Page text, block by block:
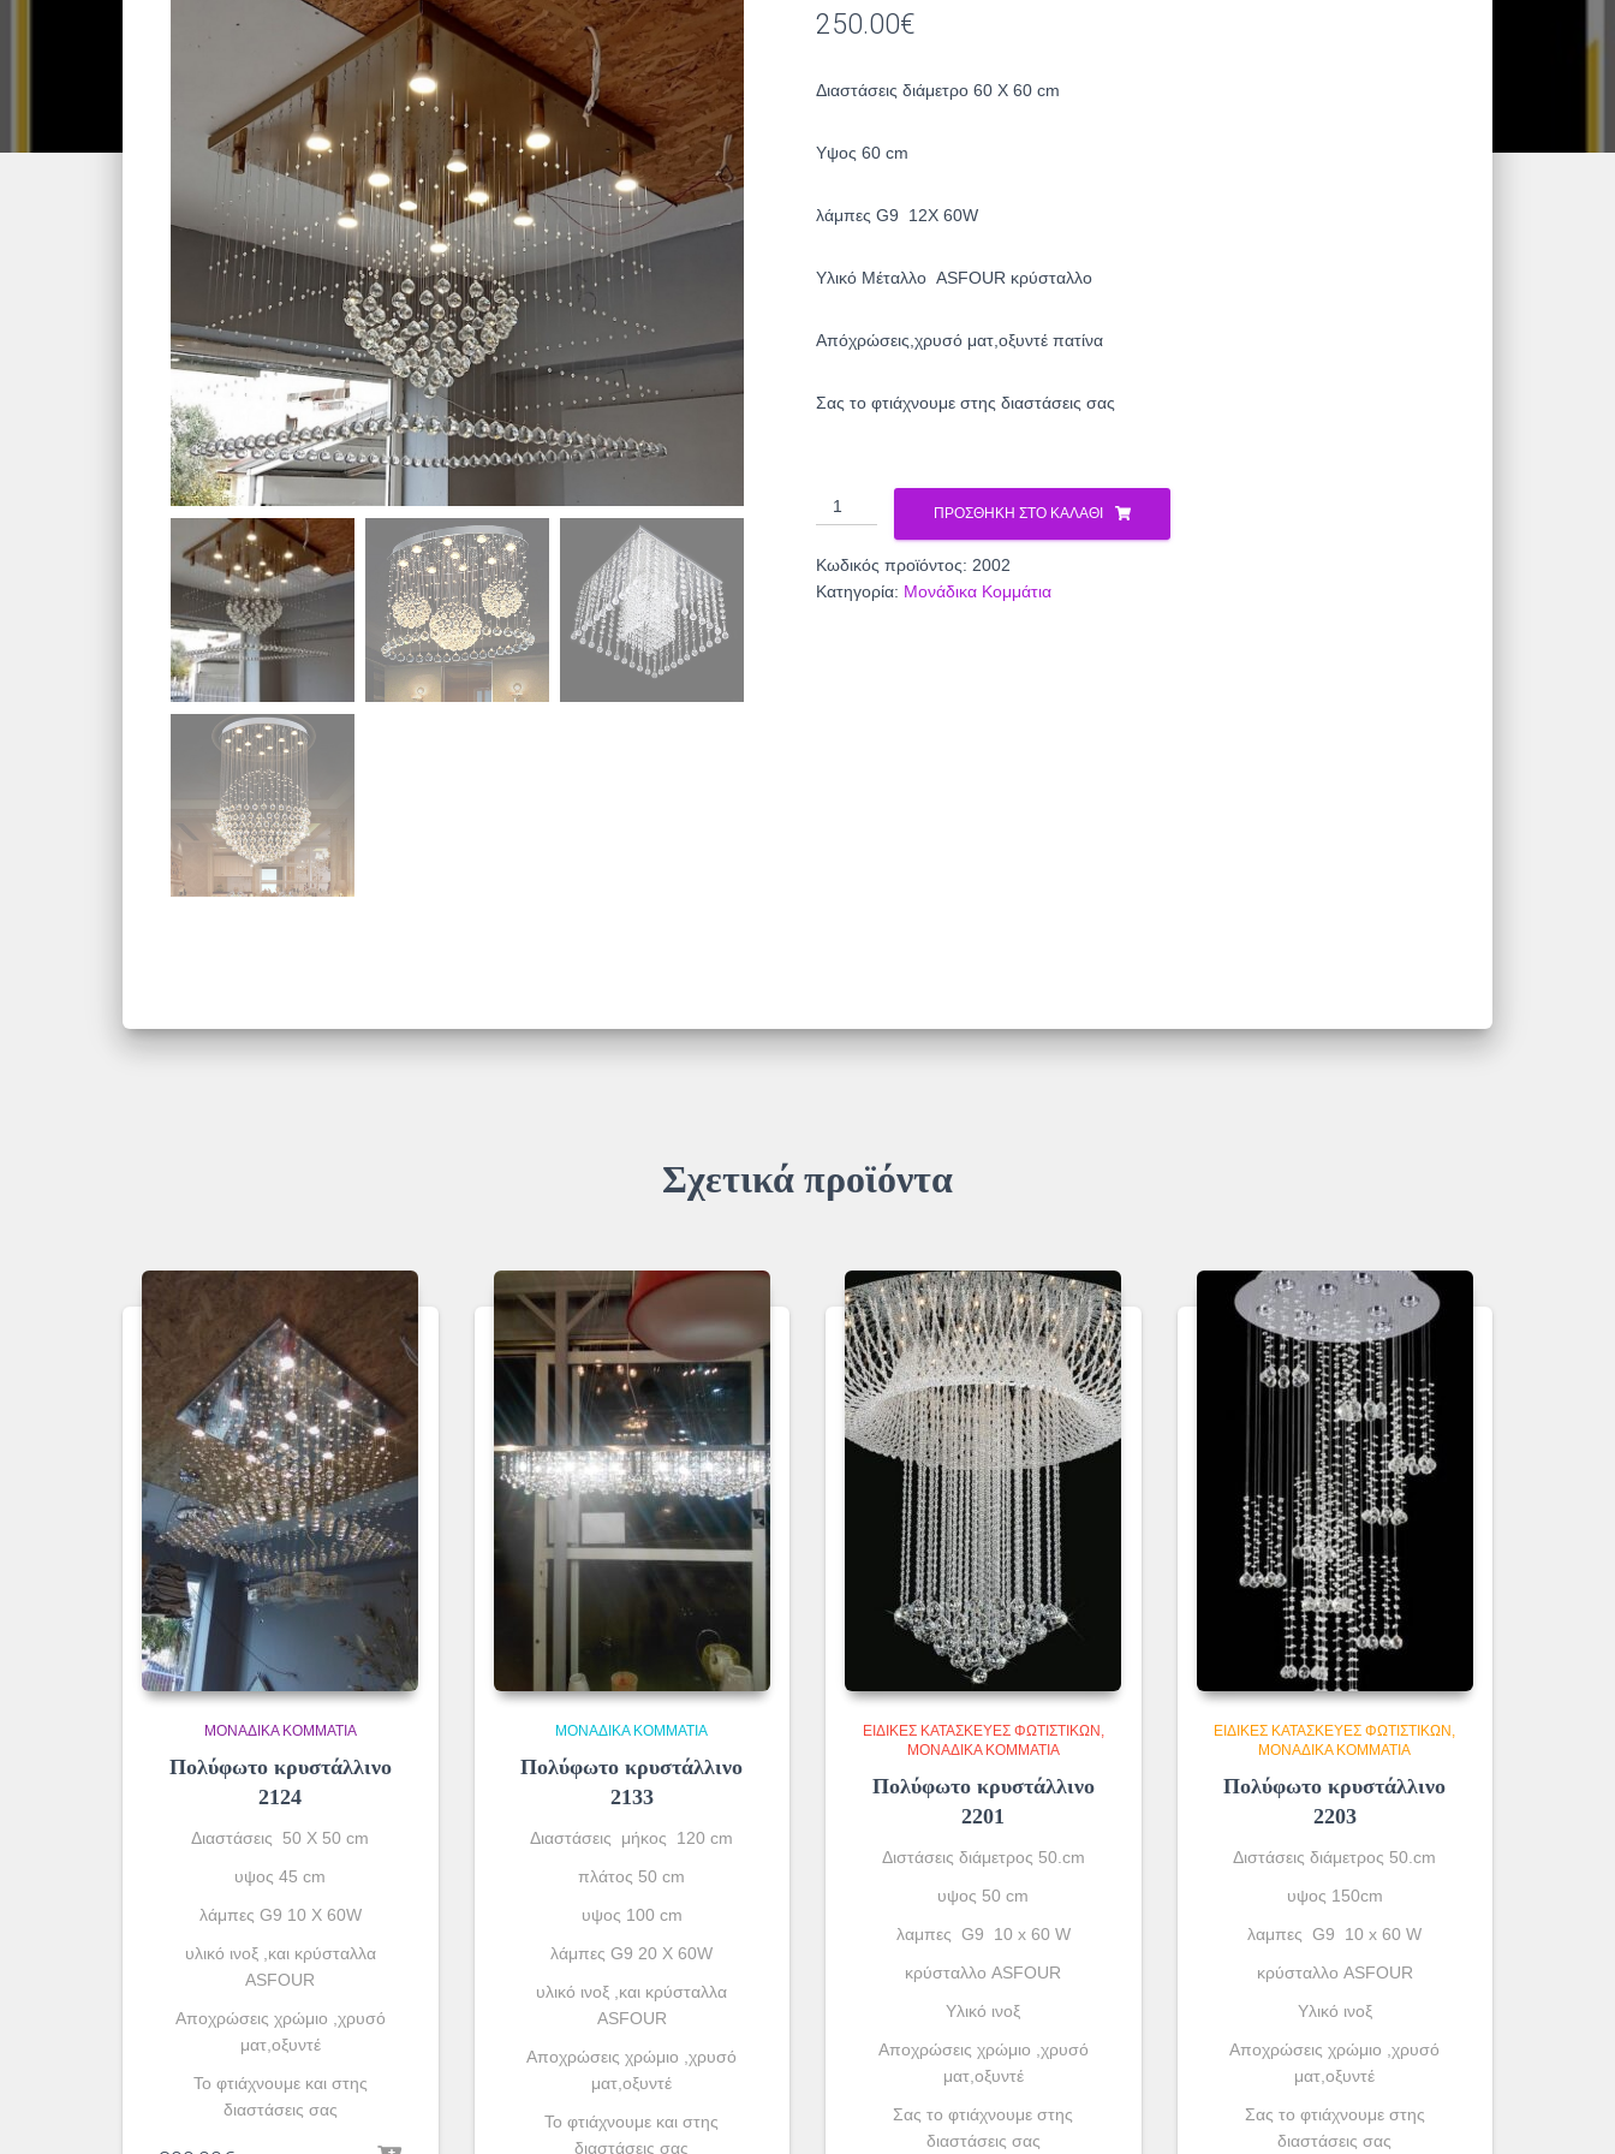
250.00€
Διαστάσεις διάμετρο 60 Χ 60 cm
Υψος 60 cm
λάμπες G9 12X 60W
Yλικό Μέταλλο ASFOUR κρύσταλλο
Απόχρώσεις,χρυσό ματ,οξυντέ πατίνα
Σας το φτιάχνουμε στης διαστάσεις σας
Πολύφωτο
κρυστάλλινο
ποσότητα
ΠΡΟΣΘΉΚΗ ΣΤΟ ΚΑΛΆΘΙ
Κωδικός προϊόντος: 2002
Κατηγορία: Μονάδικα Κομμάτια
Σχετικά προϊόντα
ΜΟΝΆΔΙΚΑ ΚΟΜΜΆΤΙΑ
Πολύφωτο κρυστάλλινο
2124
Διαστάσεις 50 Χ 50 cm
υψος 45 cm
λάμπες G9 10 X 60W
υλικό ινοξ ,και κρύσταλλα
ASFOUR
Aποχρώσεις χρώμιο ,χρυσό
ματ,οξυντέ
To φτιάχνουμε και στης
διαστάσεις σας
ΜΟΝΆΔΙΚΑ ΚΟΜΜΆΤΙΑ
Πολύφωτο κρυστάλλινο
2133
Διαστάσεις μήκος 120 cm
πλάτος 50 cm
υψος 100 cm
λάμπες G9 20 X 60W
υλικό ινοξ ,και κρύσταλλα
ASFOUR
Aποχρώσεις χρώμιο ,χρυσό
ματ,οξυντέ
To φτιάχνουμε και στης
διαστάσεις σας
ΕΙΔΙΚΈΣ ΚΑΤΑΣΚΕΥΈΣ ΦΩΤΙΣΤΙΚΏΝ
ΜΟΝΆΔΙΚΑ ΚΟΜΜΆΤΙΑ
Πολύφωτο κρυστάλλινο
2201
Διστάσεις διάμετρος 50.cm
υψος 50 cm
λαμπες G9 10 x 60 W
κρύσταλλο ASFOUR
Yλικό ινοξ
Αποχρώσεις χρώμιο ,χρυσό
ματ,οξυντέ
Σας το φτιάχνουμε στης
διαστάσεις σας
ΕΙΔΙΚΈΣ ΚΑΤΑΣΚΕΥΈΣ ΦΩΤΙΣΤΙΚΏΝ
ΜΟΝΆΔΙΚΑ ΚΟΜΜΆΤΙΑ
Πολύφωτο κρυστάλλινο
2203
Διστάσεις διάμετρος 50.cm
υψος 150cm
λαμπες G9 10 x 60 W
κρύσταλλο ASFOUR
Yλικό ινοξ
Αποχρώσεις χρώμιο ,χρυσό
ματ,οξυντέ
Σας το φτιάχνουμε στης
διαστάσεις σας